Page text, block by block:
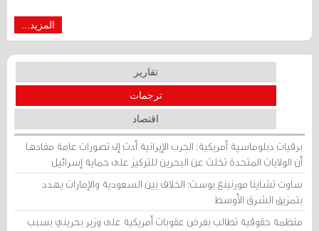
المزيد...
تقارير
ترجمات
اقتصاد
برقيات دبلوماسية أمريكية: الحرب الإيرانية أدت إلى تصورات عامة مفادها
أن الولايات المتحدة تخلت عن البحرين للتركيز على حماية إسرائيل
ساوث تشاينا مورنينغ بوست: الخلاف بين السعودية والإمارات يهدد
بتمزيق الشرق الأوسط
منظمة حقوقية تطالب بفرض عقوبات أمريكية على وزير بحريني بسبب